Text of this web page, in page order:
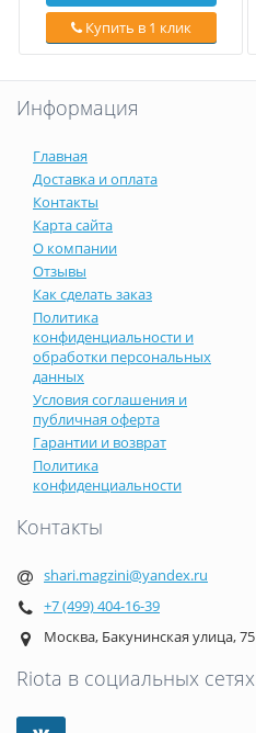
Купить в 1 клик
Информация
Главная
Доставка и оплата
Контакты
Карта сайта
О компании
Отзывы
Как сделать заказ
Политика
конфиденциальности и
обработки персональных
данных
Условия соглашения и
публичная оферта
Гарантии и возврат
Политика
конфиденциальности
Контакты
shari.magzini@yandex.ru
+7 (499) 404-16-39
Москва, Бакунинская улица, 75
Riota в социальных сетях